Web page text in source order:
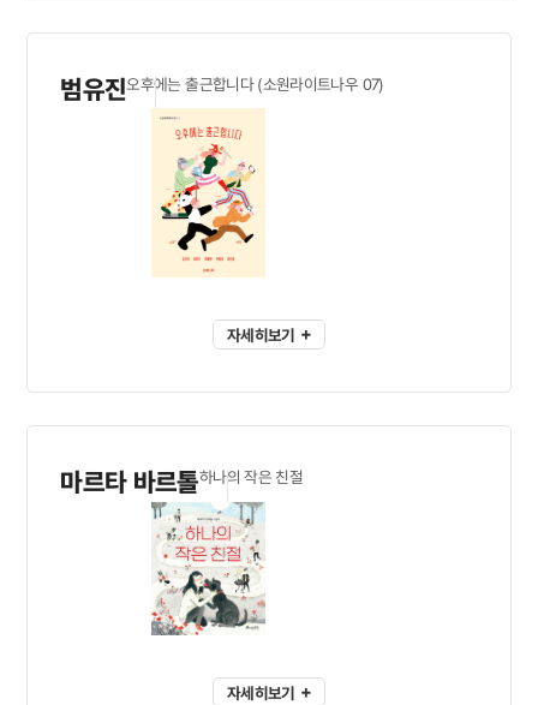
범유진오후에는 출근합니다 (소원라이트나우 07)
자세히보기
마르타 바르톨하나의 작은 친절
자세히보기